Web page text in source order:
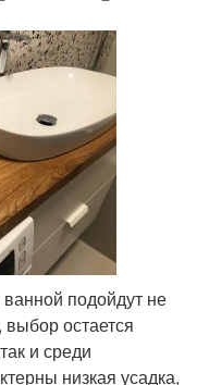
подойдут не
остается
и среди
низкая усадка,